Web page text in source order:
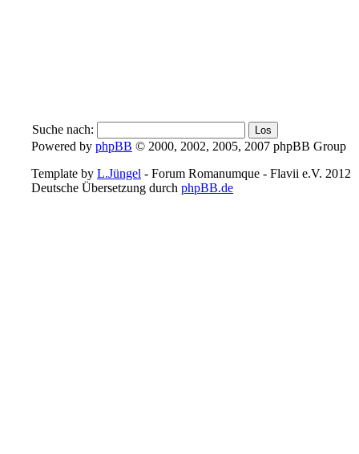
Suche nach:
Powered by phpBB © 2000, 2002, 2005, 2007 phpBB Group
Template by L.Jüngel - Forum Romanumque - Flavii e.V. 2012
Deutsche Übersetzung durch phpBB.de